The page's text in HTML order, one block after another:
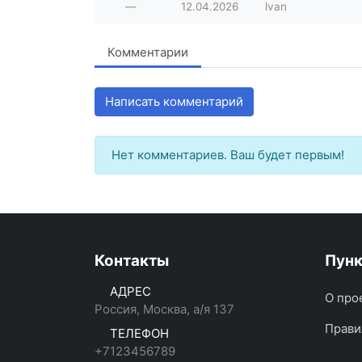
— 12.04.2026 lvan
Комментарии
Написать комментарий
Нет комментариев. Ваш будет первым!
Контакты
АДРЕС
Россия, Москва, а/я 137
ТЕЛЕФОН
+7123456789
О